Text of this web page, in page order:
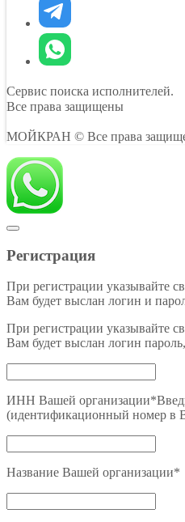
Сервис поиска исполнителей.
Все права защищены
МОЙКРАН © Все права
Регистрация
При регистрации указывайте
Вам будет выслан логин и
При регистрации указывайте
Вам будет выслан логин
ИНН Вашей организации*
(идентификационный номер в
Название Вашей организации*